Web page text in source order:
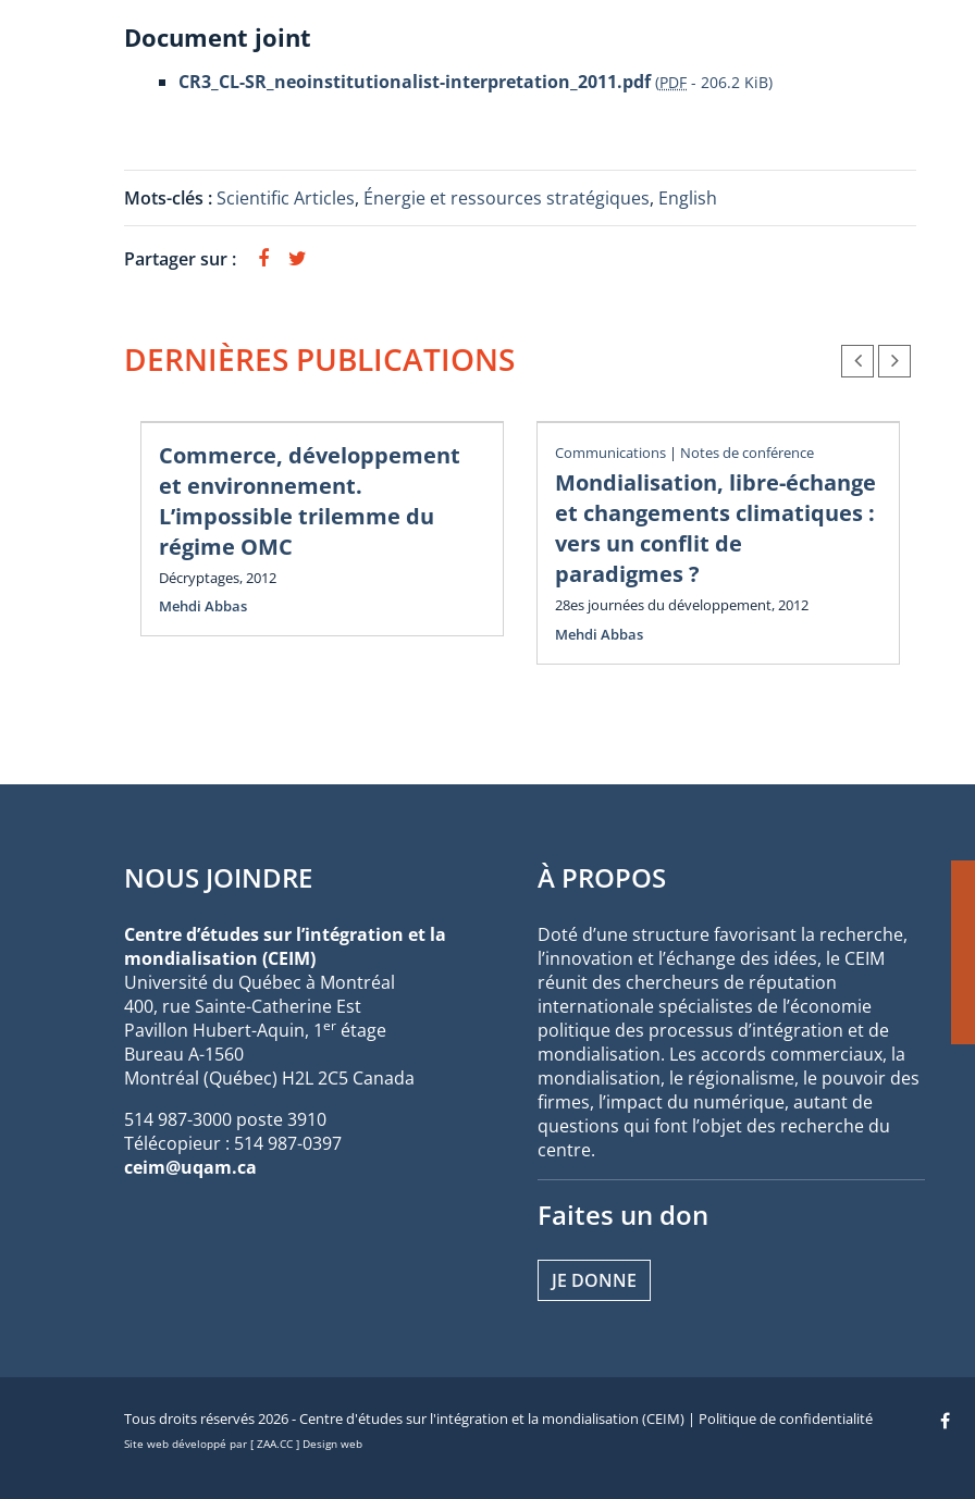
Document joint
CR3_CL-SR_neoinstitutionalist-interpretation_2011.pdf (PDF - 206.2 KiB)
Mots-clés :Scientific Articles, Énergie et ressources stratégiques, English
Partager sur :
DERNIÈRES PUBLICATIONS
Commerce, développement
et environnement.
L’impossible trilemme du
régime OMC
Décryptages, 2012
Mehdi Abbas
Communications | Notes de conférence
Mondialisation, libre-échange
et changements climatiques :
vers un conflit de
paradigmes ?
28es journées du développement, 2012
Mehdi Abbas
NOUS JOINDRE
Centre d’études sur l’intégration et la
mondialisation (CEIM)
Université du Québec à Montréal
400, rue Sainte-Catherine Est
Pavillon Hubert-Aquin, 1er étage
Bureau A-1560
Montréal (Québec) H2L 2C5 Canada
514 987-3000 poste 3910
Télécopieur : 514 987-0397
ceim@uqam.ca
À PROPOS
Doté d’une structure favorisant la recherche,
l’innovation et l’échange des idées, le CEIM
réunit des chercheurs de réputation
internationale spécialistes de l’économie
politique des processus d’intégration et de
mondialisation. Les accords commerciaux, la
mondialisation, le régionalisme, le pouvoir des
firmes, l’impact du numérique, autant de
questions qui font l’objet des recherche du
centre.
Faites un don
JE DONNE
Tous droits réservés 2026 - Centre d'études sur l'intégration et la mondialisation (CEIM) | Politique de confidentialité
Site web développé par [ ZAA.CC ] Design web